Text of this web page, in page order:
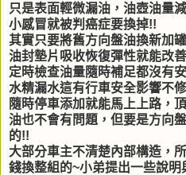
只是表面輕微漏油，油壺油量
小感冒就被判癌症要換掉!!
其實只要將舊方向盤油換新加
油封墊片吸收恢復彈性就能改
定時檢查油量隨時補足都沒有
水精漏水這有行車安全影響不
隨時停車添加就能馬上上路，
油也不會有問題，但要是方向
的!!
大部分車主不清楚內部構造，
錢換整組的~小弟提出一些說